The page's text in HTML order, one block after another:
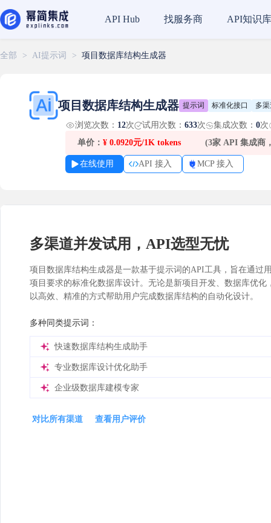
全部 > AI提示词 > 项目数据库结构生成器
项目数据库结构生成器 提示词 标准化接口 多
浏览次数： 12次 试用次数： 633次 集成次数： 0次
单价： ¥ 0.0920元/1K tokens (3家 API 集成商
在线使用 API 接入 MCP 接入
多渠道并发试用，API选型无忧
项目数据库结构生成器是一款基于提示词的API工具，旨在通过
项目要求的标准化数据库设计。无论是新项目开发、数据库优
以高效、精准的方式帮助用户完成数据库结构的自动化设计。
多种同类提示词：
快速数据库结构生成助手
专业数据库设计优化助手
企业级数据库建模专家
对比所有渠道 查看用户评价
API Hub 找服务商 API知识库